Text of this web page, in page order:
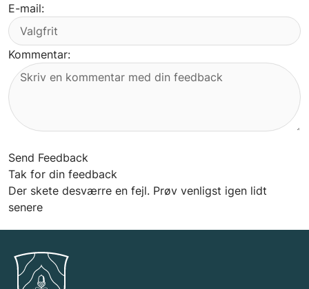
E-mail:
Kommentar:
Send Feedback
Tak for din feedback
Der skete desværre en fejl. Prøv venligst igen lidt
senere